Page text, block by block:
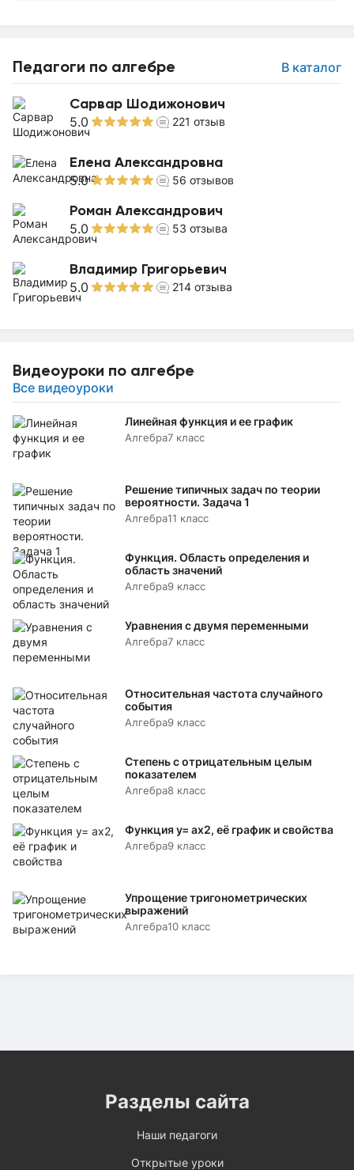
Педагоги по алгебре В каталог
Сарвар Шодижонович
5.0 221 отзыв
Елена Александровна
5.0 56 отзывов
Роман Александрович
5.0 53 отзыва
Владимир Григорьевич
5.0 214 отзыва
Видеоуроки по алгебре
Все видеоуроки
Линейная функция и ее график
Алгебра7 класс
Решение типичных задач по теории
вероятности. Задача 1
Алгебра11 класс
Функция. Область определения и
область значений
Алгебра9 класс
Уравнения с двумя переменными
Алгебра7 класс
Относительная частота случайного
события
Алгебра9 класс
Степень с отрицательным целым
показателем
Алгебра8 класс
Функция y= аx2, её график и свойства
Алгебра9 класс
Упрощение тригонометрических
выражений
Алгебра10 класс
Разделы сайта
Наши педагоги
Открытые уроки